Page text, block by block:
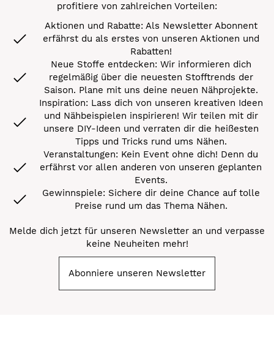
profitiere von zahlreichen Vorteilen:
Aktionen und Rabatte: Als Newsletter Abonnent
erfährst du als erstes von unseren Aktionen und
Rabatten!
Neue Stoffe entdecken: Wir informieren dich
regelmäßig über die neuesten Stofftrends der
Saison. Plane mit uns deine neuen Nähprojekte.
Inspiration: Lass dich von unseren kreativen Ideen
und Nähbeispielen inspirieren! Wir teilen mit dir
unsere DIY-Ideen und verraten dir die heißesten
Tipps und Tricks rund ums Nähen.
Veranstaltungen: Kein Event ohne dich! Denn du
erfährst vor allen anderen von unseren geplanten
Events.
Gewinnspiele: Sichere dir deine Chance auf tolle
Preise rund um das Thema Nähen.
Melde dich jetzt für unseren Newsletter an und verpasse
keine Neuheiten mehr!
Abonniere unseren Newsletter